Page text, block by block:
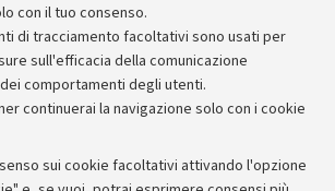
con il tuo consenso.
di tracciamento facoltativi sono usati per
sull'efficacia della comunicazione
comportamenti degli utenti.
continuerai la navigazione solo con i cookie
sui cookie facoltativi attivando l'opzione
per Master e Dottorati ad hoc.
Archivio